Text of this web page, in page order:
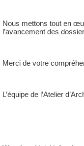
Nous mettons tout en
l’avancement des
Merci de votre
L’équipe de l’Atelier